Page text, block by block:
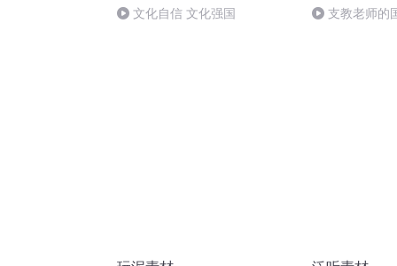
文化自信 文化强国 支教老师的